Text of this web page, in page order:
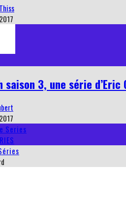
saison 3, une série
Series